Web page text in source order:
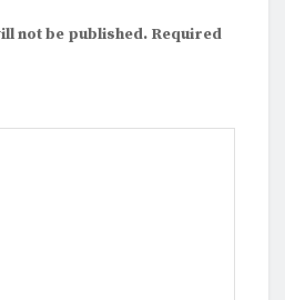
not be published. Required